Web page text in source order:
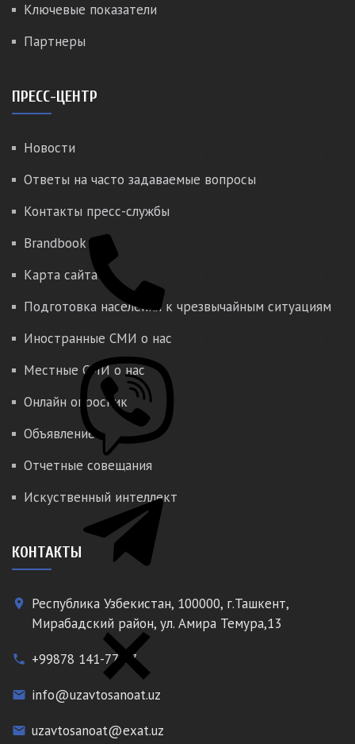
Ключевые показатели
Партнеры
ПРЕСС-ЦЕНТР
Новости
Ответы на часто задаваемые вопросы
Контакты пресс-службы
Brandbook
Карта сайта
Подготовка населения к чрезвычайным ситуациям
Иностранные СМИ о нас
Местные СМИ о нас
Онлайн опросник
Объявление
Отчетные совещания
Искуственный интеллект
КОНТАКТЫ
place
Республика Узбекистан, 100000, г.Ташкент,
Мирабадский район, ул. Амира Темура,13
phone +99878 141-77-77
email info@uzavtosanoat.uz
email uzavtosanoat@exat.uz